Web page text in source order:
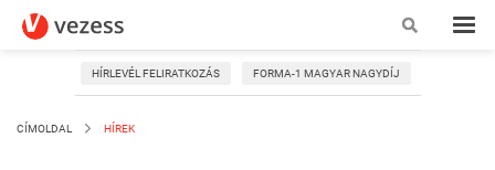
HÍRLEVÉL FELIRATKOZÁS FORMA-1 MAGYAR NAGYDÍJ
CÍMOLDAL HÍREK